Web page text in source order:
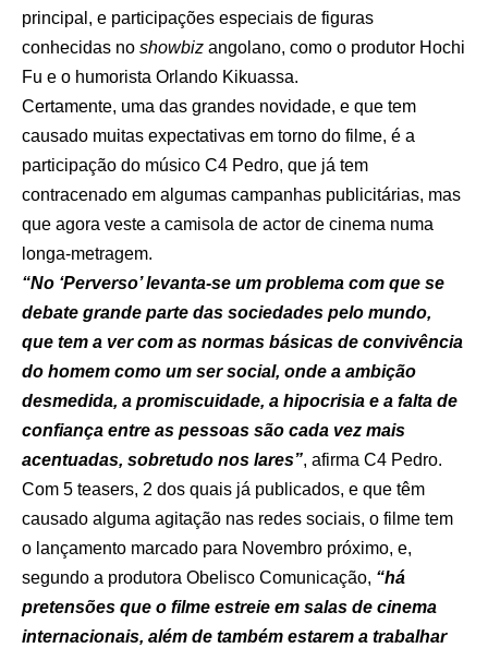
principal, e participações especiais de figuras
conhecidas no showbiz angolano, como o produtor Hochi
Fu e o humorista Orlando Kikuassa.
Certamente, uma das grandes novidade, e que tem
causado muitas expectativas em torno do filme, é a
participação do músico C4 Pedro, que já tem
contracenado em algumas campanhas publicitárias, mas
que agora veste a camisola de actor de cinema numa
longa-metragem.
“No ‘Perverso’ levanta-se um problema com que se
debate grande parte das sociedades pelo mundo,
que tem a ver com as normas básicas de convivência
do homem como um ser social, onde a ambição
desmedida, a promiscuidade, a hipocrisia e a falta de
confiança entre as pessoas são cada vez mais
acentuadas, sobretudo nos lares”, afirma C4 Pedro.
Com 5 teasers, 2 dos quais já publicados, e que têm
causado alguma agitação nas redes sociais, o filme tem
o lançamento marcado para Novembro próximo, e,
segundo a produtora Obelisco Comunicação, “há
pretensões que o filme estreie em salas de cinema
internacionais, além de também estarem a trabalhar